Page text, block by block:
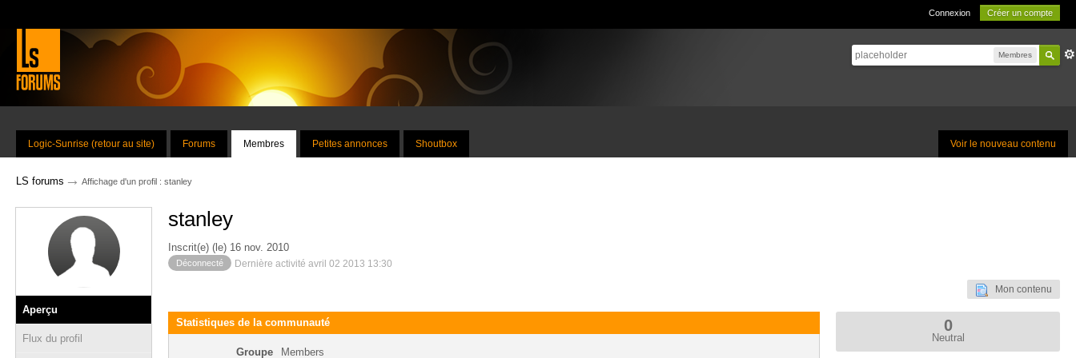
Connexion Créer un compte
Membres
Voir le nouveau contenu
Logic-Sunrise (retour au site) Forums Membres Petites annonces Shoutbox
LS forums → Affichage d'un profil : stanley
Aperçu
Flux du profil
stanley
Inscrit(e) (le) 16 nov. 2010
Déconnecté Dernière activité avril 02 2013 13:30
Mon contenu
Statistiques de la communauté
Groupe Members
0
Neutral